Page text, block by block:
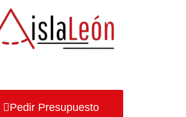
Pedir Presupuesto